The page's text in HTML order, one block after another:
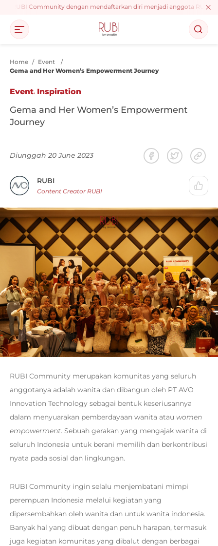
RUBI Community dengan mendaftarkan diri menjadi anggota RUBI,
Home / Event
/
Gema and Her Women’s Empowerment Journey
Event, Inspiration
Gema and Her Women’s Empowerment
Journey
Diunggah 20 June 2023
RUBI
Content Creator RUBI
RUBI Community merupakan komunitas yang seluruh
anggotanya adalah wanita dan dibangun oleh PT AVO
Innovation Technology sebagai bentuk keseriusannya
dalam menyuarakan pemberdayaan wanita atau women
empowerment. Sebuah gerakan yang mengajak wanita di
seluruh Indonesia untuk berani memilih dan berkontribusi
nyata pada sosial dan lingkungan.
RUBI Community ingin selalu menjembatani mimpi
perempuan Indonesia melalui kegiatan yang
dipersembahkan oleh wanita dan untuk wanita indonesia.
Banyak hal yang dibuat dengan penuh harapan, termasuk
juga kegiatan komunitas yang dibalut dengan berbagai